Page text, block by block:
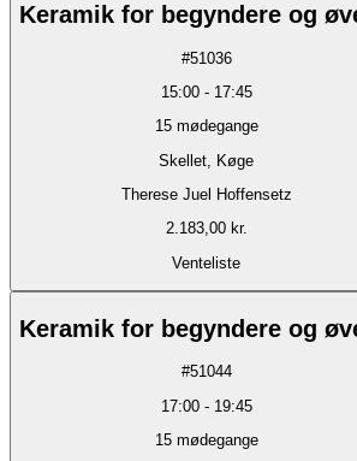
Keramik for begyndere og
#51036
15:00- 17:45
15 mødegange
Skellet, Køge
Therese Juel Hoffensetz
2.183,00 kr.
Venteliste
Keramik for begyndere og
#51044
17:00- 19:45
15 mødegange